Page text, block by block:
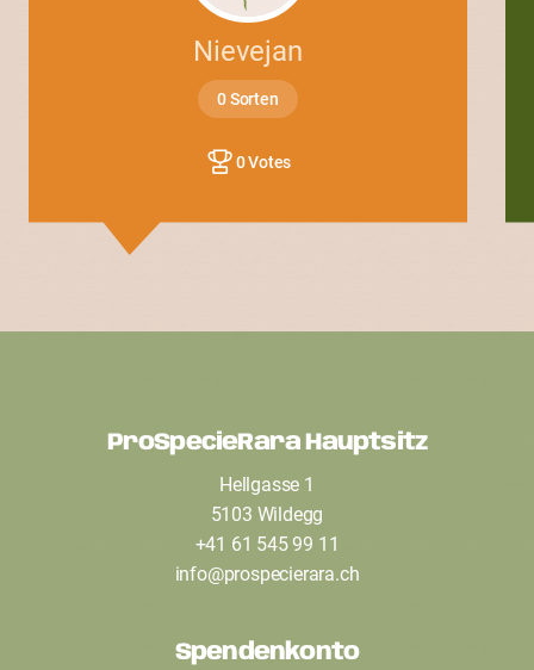
Nievejan
0 Sorten
0 Votes
ProSpecieRara Hauptsitz
Hellgasse 1
5103 Wildegg
+41 61 545 99 11
info@prospecierara.ch
Spendenkonto